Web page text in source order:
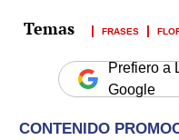
FRASES
Prefiero a
Google